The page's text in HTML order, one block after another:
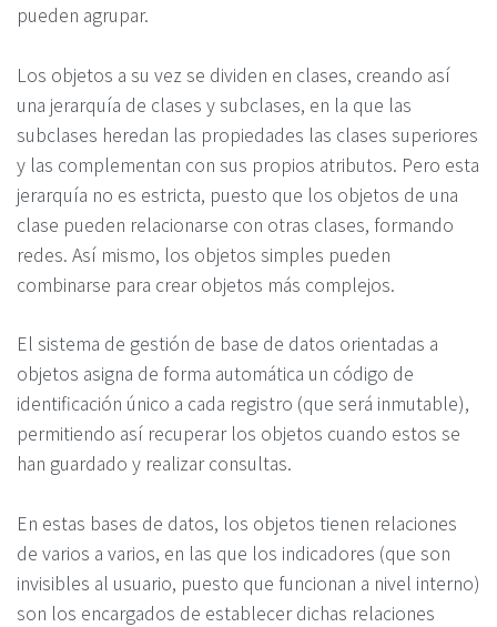
pueden agrupar.
Los objetos a su vez se dividen en clases, creando así
una jerarquía de clases y subclases, en la que las
subclases heredan las propiedades las clases superiores
y las complementan con sus propios atributos. Pero esta
jerarquía no es estricta, puesto que los objetos de una
clase pueden relacionarse con otras clases, formando
redes. Así mismo, los objetos simples pueden
combinarse para crear objetos más complejos.
El sistema de gestión de base de datos orientadas a
objetos asigna de forma automática un código de
identificación único a cada registro (que será inmutable),
permitiendo así recuperar los objetos cuando estos se
han guardado y realizar consultas.
En estas bases de datos, los objetos tienen relaciones
de varios a varios, en las que los indicadores (que son
invisibles al usuario, puesto que funcionan a nivel interno)
son los encargados de establecer dichas relaciones